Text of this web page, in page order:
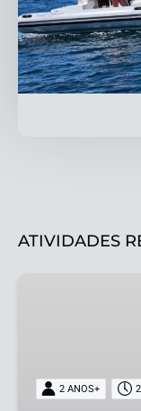
ATIVIDADES
2 ANOS+